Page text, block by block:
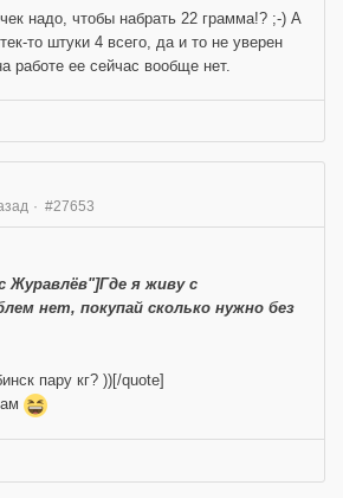
надо, чтобы набрать 22 грамма!? ;-) А
то штуки 4 всего, да и то не уверен
работе ее сейчас вообще нет.
#27653
Журавлёв"]Где я живу с
нет, покупай сколько нужно без
пару кг? ))[/quote]